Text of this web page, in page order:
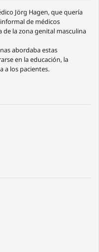
Jörg Hagen, que quería
de médicos
de la zona genital masculina
abordaba estas
en la educación, la
a los pacientes.